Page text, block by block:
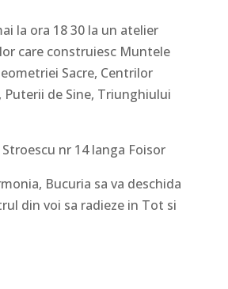
la ora 18 30 la un atelier
care construiesc Muntele
Sacre, Centrilor
Puterii de Sine, Triunghiului
Stroescu nr 14 langa Foisor
Bucuria sa va deschida
din voi sa radieze in Tot si